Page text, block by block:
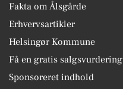
Fakta om Ålsgårde
Erhvervsartikler
Helsingør Kommune
Få en gratis salgsvurdering
Sponsoreret indhold